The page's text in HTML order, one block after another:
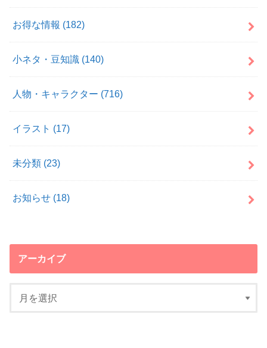
お得な情報 (182)
小ネタ・豆知識 (140)
人物・キャラクター (716)
イラスト (17)
未分類 (23)
お知らせ (18)
アーカイブ